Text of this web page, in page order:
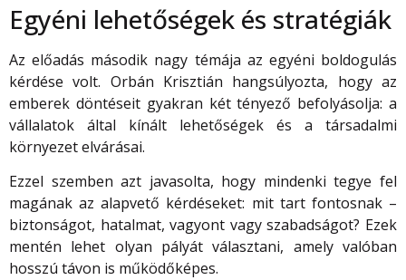
Egyéni lehetőségek és stratégiák
Az előadás második nagy témája az egyéni boldogulás
kérdése volt. Orbán Krisztián hangsúlyozta, hogy az
emberek döntéseit gyakran két tényező befolyásolja: a
vállalatok által kínált lehetőségek és a társadalmi
környezet elvárásai.
Ezzel szemben azt javasolta, hogy mindenki tegye fel
magának az alapvető kérdéseket: mit tart fontosnak –
biztonságot, hatalmat, vagyont vagy szabadságot? Ezek
mentén lehet olyan pályát választani, amely valóban
hosszú távon is működőképes.